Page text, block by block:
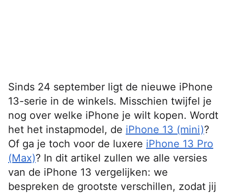
Sinds 24 september ligt de nieuwe iPhone
13-serie in de winkels. Misschien twijfel je
nog over welke iPhone je wilt kopen. Wordt
het het instapmodel, de iPhone 13 (mini)?
Of ga je toch voor de luxere iPhone 13 Pro
(Max)? In dit artikel zullen we alle versies
van de iPhone 13 vergelijken: we
bespreken de grootste verschillen, zodat jij